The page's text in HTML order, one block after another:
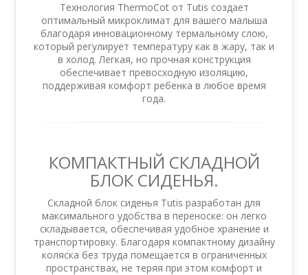
Технология ThermoCot от Tutis создает
оптимальный микроклимат для вашего малыша
благодаря инновационному термальному слою,
который регулирует температуру как в жару, так и
в холод. Легкая, но прочная конструкция
обеспечивает превосходную изоляцию,
поддерживая комфорт ребенка в любое время
года.
КОМПАКТНЫЙ СКЛАДНОЙ
БЛОК СИДЕНЬЯ.
Складной блок сиденья Tutis разработан для
максимального удобства в переноске: он легко
складывается, обеспечивая удобное хранение и
транспортировку. Благодаря компактному дизайну
коляска без труда помещается в ограниченных
пространствах, не теряя при этом комфорт и